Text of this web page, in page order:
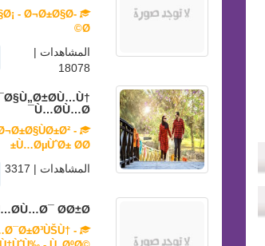
- Ø¬Ø±Ø§Ø­
Ø©
المشاهدات |
18078
Ù…Ø­Ù…Ø¯
-
Ù…ØµÙˆØ± Ø­Ø±
المشاهدات | 3317
Ø­Ø±Ø¨
-